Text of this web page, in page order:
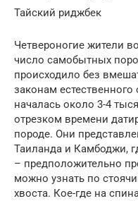
Тайский риджбек
Четвероногие жители
число самобытных
происходило без
законам
началась около 3-4
отрезком времени
породе. Они
Таиланда и Камбоджи,
– предположительно
можно узнать по
хвоста. Кое-где на